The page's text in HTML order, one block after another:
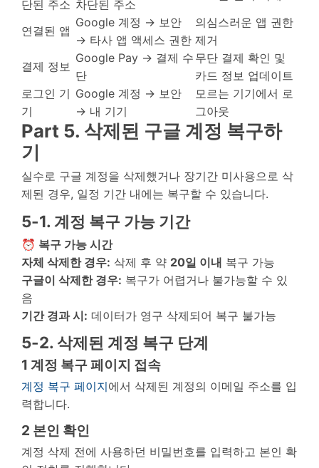
단된 주소 차단된 주소
연결된 앱
Google 계정 → 보안
→ 타사 앱 액세스 권한
의심스러운 앱 권한
제거
결제 정보
Google Pay → 결제 수
단
무단 결제 확인 및
카드 정보 업데이트
로그인 기
기
Google 계정 → 보안
→ 내 기기
모르는 기기에서 로
그아웃
Part 5. 삭제된 구글 계정 복구하
기
실수로 구글 계정을 삭제했거나 장기간 미사용으로 삭
제된 경우, 일정 기간 내에는 복구할 수 있습니다.
5-1. 계정 복구 가능 기간
⏰ 복구 가능 시간
자체 삭제한 경우: 삭제 후 약 20일 이내 복구 가능
구글이 삭제한 경우: 복구가 어렵거나 불가능할 수 있
음
기간 경과 시: 데이터가 영구 삭제되어 복구 불가능
5-2. 삭제된 계정 복구 단계
1 계정 복구 페이지 접속
계정 복구 페이지에서 삭제된 계정의 이메일 주소를 입
력합니다.
2 본인 확인
계정 삭제 전에 사용하던 비밀번호를 입력하고 본인 확